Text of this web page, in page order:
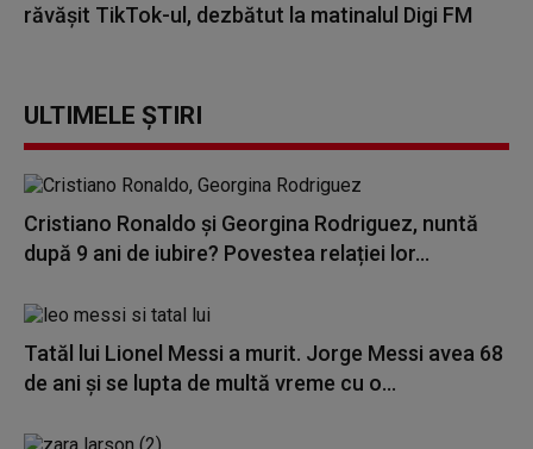
răvășit TikTok-ul, dezbătut la matinalul Digi FM
ULTIMELE ȘTIRI
Cristiano Ronaldo și Georgina Rodriguez, nuntă
după 9 ani de iubire? Povestea relației lor...
Tatăl lui Lionel Messi a murit. Jorge Messi avea 68
de ani și se lupta de multă vreme cu o...